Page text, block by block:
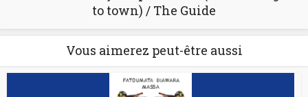
to town) / The Guide
Vous aimerez peut-être aussi